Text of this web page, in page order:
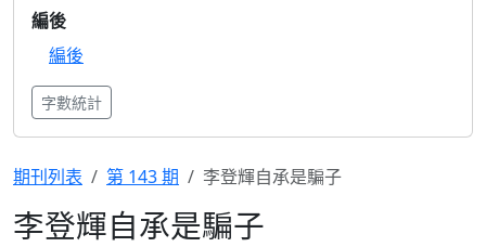
編後
編後
字數統計
期刊列表 第 143 期 李登輝自承是騙子
李登輝自承是騙子